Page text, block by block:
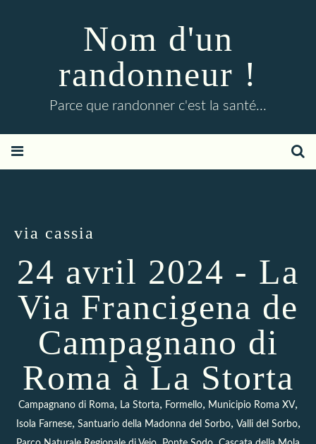
Nom d'un
randonneur !
Parce que randonner c'est la santé...
via cassia
24 avril 2024 - La
Via Francigena de
Campagnano di
Roma à La Storta
Campagnano di Roma, La Storta, Formello, Municipio Roma XV,
Isola Farnese, Santuario della Madonna del Sorbo, Valli del Sorbo,